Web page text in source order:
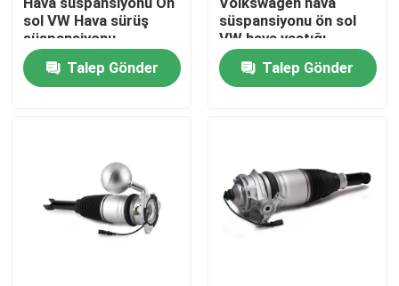
Ürün
Videolar
Fabrika turu
sol VW Hava sürüş
süspansiyonu
3D0616039AA
Talep Gönder
süspansiyonu ön sol
VW hava yastığı
süspansiyonu
Talep Gönder